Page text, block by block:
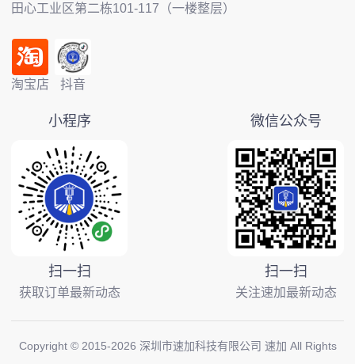
田心工业区第二栋101-117（一楼整层）
淘宝店 抖音
小程序
扫一扫
获取订单最新动态
微信公众号
扫一扫
关注速加最新动态
Copyright © 2015-2026 深圳市速加科技有限公司 速加 All Rights